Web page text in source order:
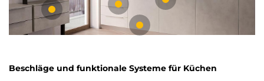
Beschläge und funktionale Systeme für Küchen